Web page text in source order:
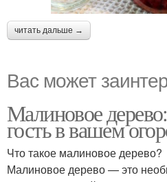
читать дальше →
Вас может
Малиновое
гость в вашем
Что такое малиновое дерево?
Малиновое дерево — это